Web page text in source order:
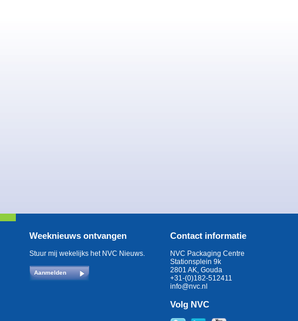
Weeknieuws ontvangen
Stuur mij wekelijks het NVC Nieuws.
Aanmelden
Contact informatie
NVC Packaging Centre
Stationsplein 9k
2801 AK, Gouda
+31-(0)182-512411
info@nvc.nl
Volg NVC